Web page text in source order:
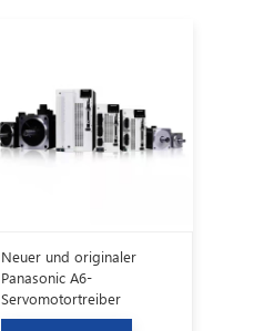
Neuer und originaler
Panasonic A6-
Servomotortreiber
MHMF012L1V2M